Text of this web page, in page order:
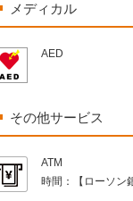
メディカル
AED
その他サービス
ATM
時間：
【ローソン